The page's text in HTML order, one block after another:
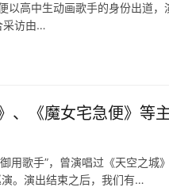
以高中生动画歌手的身份出道
采访由…
、《魔女宅急便》
用歌手”，曾演唱过《天空之
。演出结束之后，我们有…